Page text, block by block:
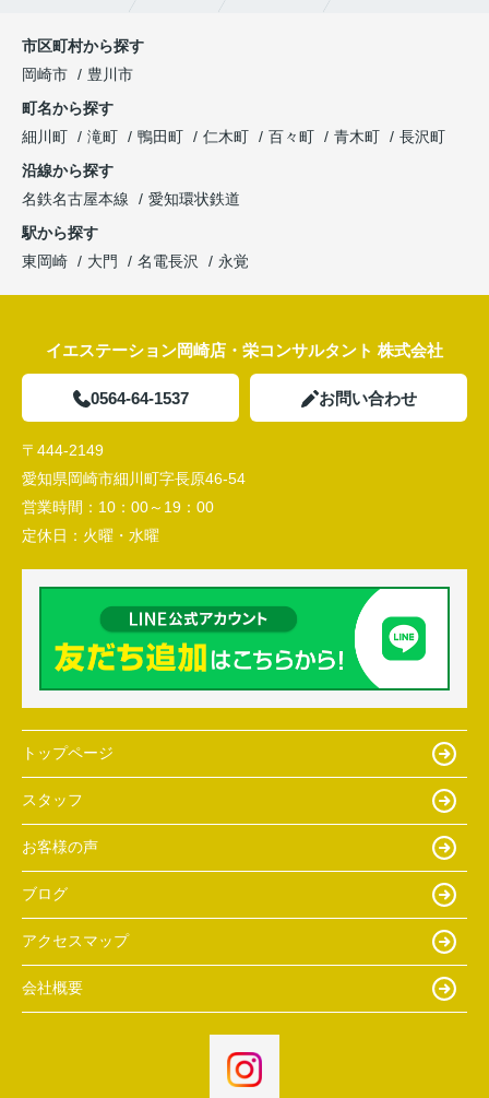
市区町村から探す
岡崎市
豊川市
町名から探す
細川町
滝町 鴨田町 仁木町 百々町 青木町
長沢町
沿線から探す
名鉄名古屋本線
愛知環状鉄道
駅から探す
東岡崎
大門 名電長沢 永覚
イエステーション岡崎店・栄コンサルタント 株式会社
0564-64-1537 お問い合わせ
〒444-2149
愛知県岡崎市細川町字長原46-54
営業時間： 10：00～19：00
定休日： 火曜・水曜
トップページ
スタッフ
お客様の声
ブログ
アクセスマップ
会社概要